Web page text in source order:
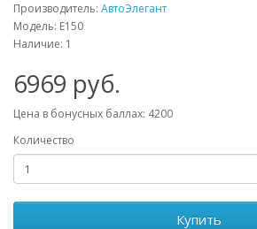
Производитель: АвтоЭлегант
Модель: Е150
Наличие: 1
6969 руб.
Цена в бонусных баллах: 4200
Количество
Купить